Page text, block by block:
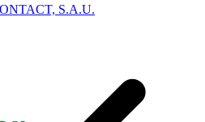
S.A.U.